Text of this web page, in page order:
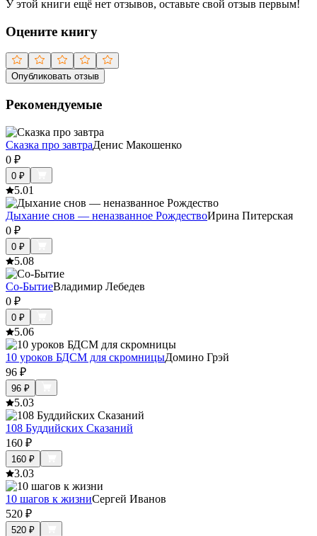
У этой книги ещё нет отзывов, оставьте свой отзыв первым!
Оцените книгу
Опубликовать отзыв
Рекомендуемые
Сказка про завтраДенис Макошенко
0 ₽
0 ₽
5.01
Дыхание снов — неназванное РождествоИрина Питерская
0 ₽
0 ₽
5.08
Со-БытиеВладимир Лебедев
0 ₽
0 ₽
5.06
10 уроков БДСМ для скромницыДомино Грэй
96 ₽
96 ₽
5.03
108 Буддийских Сказаний
160 ₽
160 ₽
3.03
10 шагов к жизниСергей Иванов
520 ₽
520 ₽